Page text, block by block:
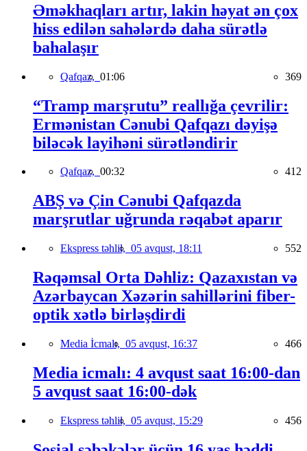
Əməkhaqları artır, lakin həyat ən çox
hiss edilən sahələrdə daha sürətlə
bahalaşır
Qafqaz, 01:06 369
“Tramp marşrutu” reallığa çevrilir:
Ermənistan Cənubi Qafqazı dəyişə
biləcək layihəni sürətləndirir
Qafqaz, 00:32 412
ABŞ və Çin Cənubi Qafqazda
marşrutlar uğrunda rəqabət aparır
Ekspress təhlil, 05 avqust, 18:11 552
Rəqəmsal Orta Dəhliz: Qazaxıstan və
Azərbaycan Xəzərin sahillərini fiber-
optik xətlə birləşdirdi
Media İcmalı, 05 avqust, 16:37 466
Media icmalı: 4 avqust saat 16:00-dan
5 avqust saat 16:00-dək
Ekspress təhlil, 05 avqust, 15:29 456